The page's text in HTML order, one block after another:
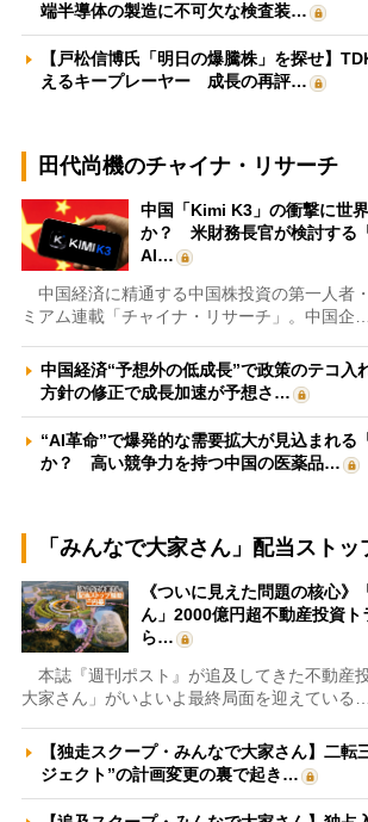
端半導体の製造に不可欠な検査装…
【戸松信博氏「明日の爆騰株」を探せ】
えるキープレーヤー 成長の再評…
田代尚機のチャイナ・リサーチ
中国「Kimi K3」の衝撃に世
か？ 米財務長官が検討する
AI…
中国経済に精通する中国株投資の第一人者
ミアム連載「チャイナ・リサーチ」。中国企…
中国経済“予想外の低成長”で政策のテコ
方針の修正で成長加速が予想さ…
“AI革命”で爆発的な需要拡大が見込まれる
か？ 高い競争力を持つ中国の医薬品…
「みんなで大家さん」配当スト
《ついに見えた問題の核心》
ん」2000億円超不動産投資ト
ら…
本誌『週刊ポスト』が追及してきた不動産
大家さん」がいよいよ最終局面を迎えている…
【独走スクープ・みんなで大家さん】二転
ジェクト”の計画変更の裏で起き…